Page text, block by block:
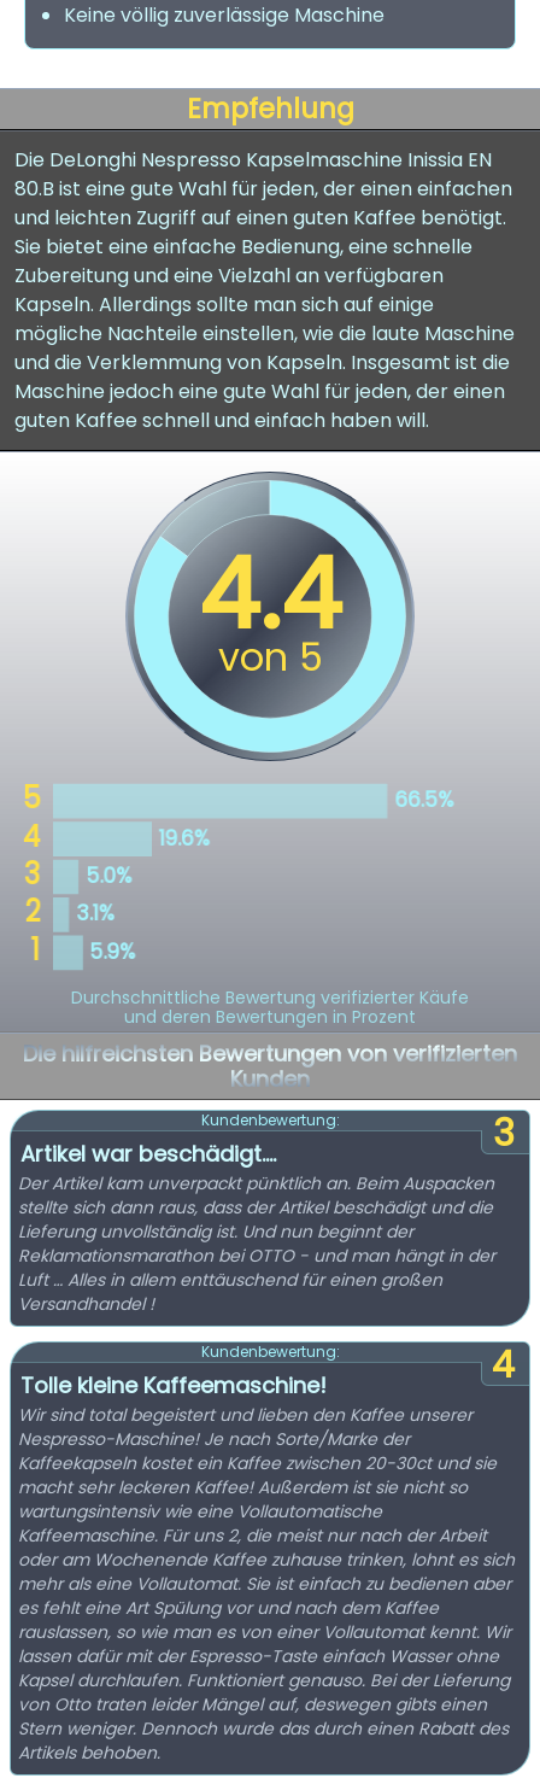
Keine völlig zuverlässige Maschine
Empfehlung
Die DeLonghi Nespresso Kapselmaschine Inissia EN
80.B ist eine gute Wahl für jeden, der einen einfachen
und leichten Zugriff auf einen guten Kaffee benötigt.
Sie bietet eine einfache Bedienung, eine schnelle
Zubereitung und eine Vielzahl an verfügbaren
Kapseln. Allerdings sollte man sich auf einige
mögliche Nachteile einstellen, wie die laute Maschine
und die Verklemmung von Kapseln. Insgesamt ist die
Maschine jedoch eine gute Wahl für jeden, der einen
guten Kaffee schnell und einfach haben will.
Durchschnittliche Bewertung verifizierter Käufe
und deren Bewertungen in Prozent
Die hilfreichsten Bewertungen von verifizierten
Kunden
3
Kundenbewertung:
Artikel war beschädigt….
Der Artikel kam unverpackt pünktlich an. Beim Auspacken
stellte sich dann raus, dass der Artikel beschädigt und die
Lieferung unvollständig ist. Und nun beginnt der
Reklamationsmarathon bei OTTO - und man hängt in der
Luft … Alles in allem enttäuschend für einen großen
Versandhandel !
4
Kundenbewertung:
Tolle kleine Kaffeemaschine!
Wir sind total begeistert und lieben den Kaffee unserer
Nespresso-Maschine! Je nach Sorte/Marke der
Kaffeekapseln kostet ein Kaffee zwischen 20-30ct und sie
macht sehr leckeren Kaffee! Außerdem ist sie nicht so
wartungsintensiv wie eine Vollautomatische
Kaffeemaschine. Für uns 2, die meist nur nach der Arbeit
oder am Wochenende Kaffee zuhause trinken, lohnt es sich
mehr als eine Vollautomat. Sie ist einfach zu bedienen aber
es fehlt eine Art Spülung vor und nach dem Kaffee
rauslassen, so wie man es von einer Vollautomat kennt. Wir
lassen dafür mit der Espresso-Taste einfach Wasser ohne
Kapsel durchlaufen. Funktioniert genauso. Bei der Lieferung
von Otto traten leider Mängel auf, deswegen gibts einen
Stern weniger. Dennoch wurde das durch einen Rabatt des
Artikels behoben.